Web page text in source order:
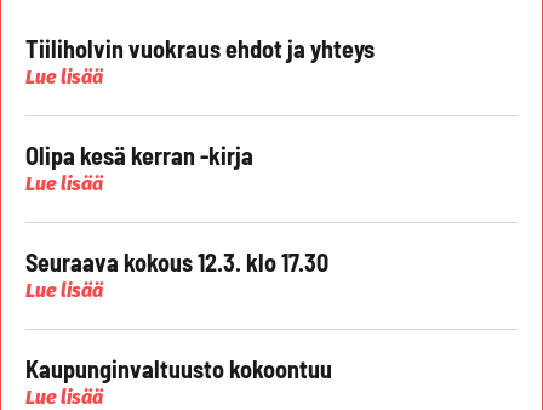
Tiiliholvin vuokraus ehdot ja yhteys
Lue lisää
Olipa kesä kerran -kirja
Lue lisää
Seuraava kokous 12.3. klo 17.30
Lue lisää
Kaupunginvaltuusto kokoontuu
Lue lisää